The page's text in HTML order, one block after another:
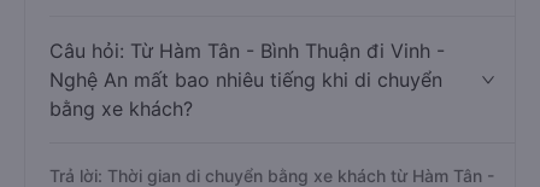
Câu hỏi: Từ Hàm Tân - Bình Thuận đi Vinh -
Nghệ An mất bao nhiêu tiếng khi di chuyển
bằng xe khách?
Trả lời: Thời gian di chuyển bằng xe khách từ Hàm Tân -